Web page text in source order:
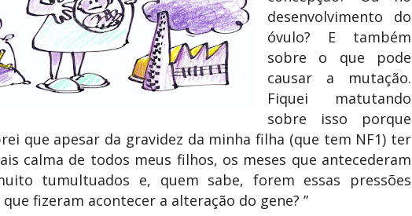
desenvolvimento do
óvulo? E também
sobre o que pode
causar a mutação.
Fiquei matutando
sobre isso porque
que apesar da gravidez da minha filha (que tem NF1) ter
calma de todos meus filhos, os meses que antecederam
tumultuados e, quem sabe, forem essas pressões
fizeram acontecer a alteração do gene? ”